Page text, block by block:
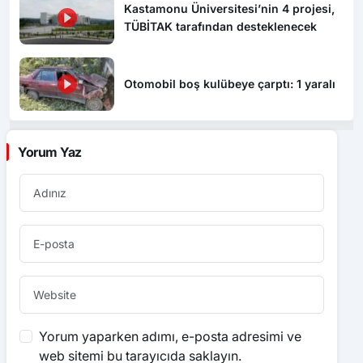
Kastamonu Üniversitesi’nin 4 projesi,
TÜBİTAK tarafından desteklenecek
Otomobil boş kulübeye çarptı: 1 yaralı
Yorum Yaz
Yorum yaparken adımı, e-posta adresimi ve
web sitemi bu tarayıcıda saklayın.